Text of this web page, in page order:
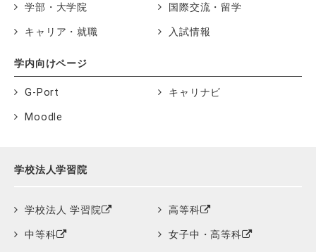
学部・大学院 国際交流・留学
キャリア・就職 入試情報
学内向けページ
G-Port キャリナビ
Moodle
学校法人学習院
学校法人 学習院 高等科
中等科 女子中・高等科